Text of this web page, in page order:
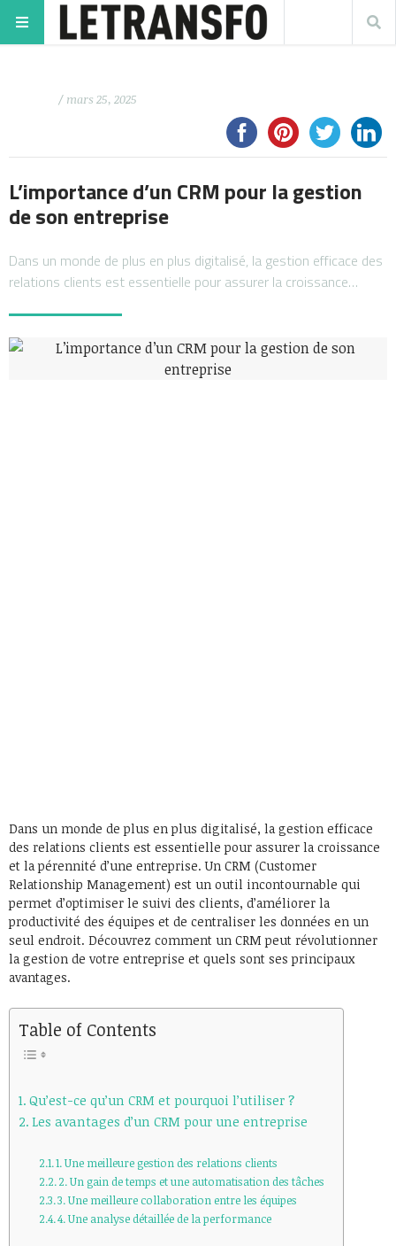
/ mars 25, 2025
L’importance d’un CRM pour la gestion
de son entreprise
Dans un monde de plus en plus digitalisé, la gestion efficace des
relations clients est essentielle pour assurer la croissance…
Dans un monde de plus en plus digitalisé, la gestion efficace
des relations clients est essentielle pour assurer la croissance
et la pérennité d’une entreprise. Un CRM (Customer
Relationship Management) est un outil incontournable qui
permet d’optimiser le suivi des clients, d’améliorer la
productivité des équipes et de centraliser les données en un
seul endroit. Découvrez comment un CRM peut révolutionner
la gestion de votre entreprise et quels sont ses principaux
avantages.
Table of Contents
Qu’est-ce qu’un CRM et pourquoi l’utiliser ?
Les avantages d’un CRM pour une entreprise
1. Une meilleure gestion des relations clients
2. Un gain de temps et une automatisation des tâches
3. Une meilleure collaboration entre les équipes
4. Une analyse détaillée de la performance